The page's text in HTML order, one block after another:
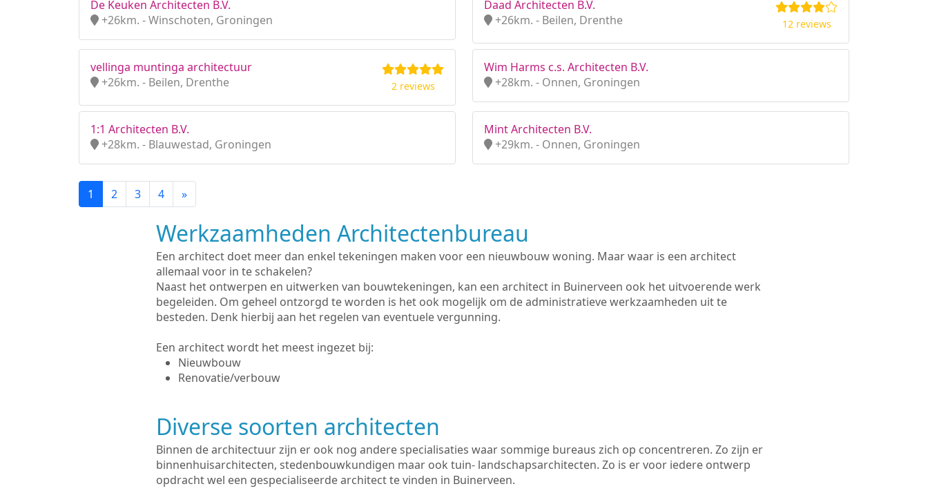
De Keuken Architecten B.V.
+26km. - Winschoten, Groningen
Daad Architecten B.V.
+26km. - Beilen, Drenthe
12 reviews
vellinga muntinga architectuur
+26km. - Beilen, Drenthe
2 reviews
Wim Harms c.s. Architecten B.V.
+28km. - Onnen, Groningen
1:1 Architecten B.V.
+28km. - Blauwestad, Groningen
Mint Architecten B.V.
+29km. - Onnen, Groningen
1 2 3 4 »
Werkzaamheden Architectenbureau
Een architect doet meer dan enkel tekeningen maken voor een nieuwbouw woning. Maar waar is een architect
allemaal voor in te schakelen?
Naast het ontwerpen en uitwerken van bouwtekeningen, kan een architect in Buinerveen ook het uitvoerende werk
begeleiden. Om geheel ontzorgd te worden is het ook mogelijk om de administratieve werkzaamheden uit te
besteden. Denk hierbij aan het regelen van eventuele vergunning.
Een architect wordt het meest ingezet bij:
Nieuwbouw
Renovatie/verbouw
Diverse soorten architecten
Binnen de architectuur zijn er ook nog andere specialisaties waar sommige bureaus zich op concentreren. Zo zijn er
binnenhuisarchitecten, stedenbouwkundigen maar ook tuin- landschapsarchitecten. Zo is er voor iedere ontwerp
opdracht wel een gespecialiseerde architect te vinden in Buinerveen.